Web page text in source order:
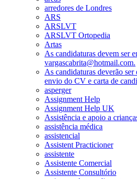
arredores de Londres
ARS
ARSLVT
ARSLVT Ortopedia
Artas
As candidaturas devem ser
vargascabrita@hotmail.com.
As candidaturas deverão ser
envio do CV e carta de
asperger
Assignment Help
Assignment Help UK
Assistência e apoio a
assistência médica
assistencial
Assistent Practicioner
assistente
Assistente Comercial
Assistente Consultório